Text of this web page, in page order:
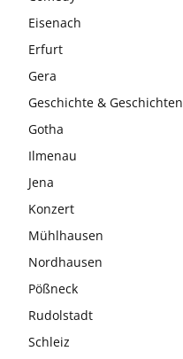
Eisenach
Erfurt
Gera
Geschichte & Geschichten
Gotha
Ilmenau
Jena
Konzert
Mühlhausen
Nordhausen
Pößneck
Rudolstadt
Schleiz